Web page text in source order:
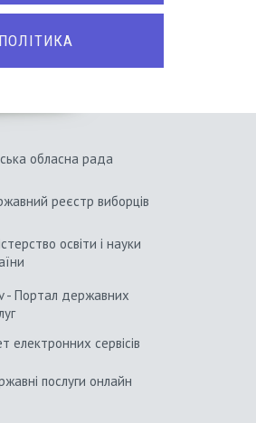
обласна рада
реєстр виборців
освіти і науки
- Портал державних
електронних сервісів
послуги онлайн